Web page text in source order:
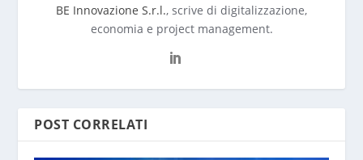
BE Innovazione S.r.l., scrive di digitalizzazione,
economia e project management.
POST CORRELATI